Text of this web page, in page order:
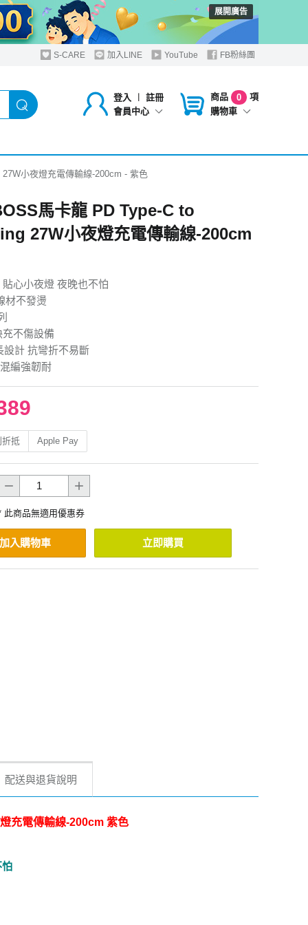
展開廣告
S-CARE 加入LINE YouTube FB粉絲團
登入 ︱
註冊
會員中心
商品 0
項
購物車
小夜燈充電傳輸線-200cm - 紫色
馬卡龍 PD Type-C to
27W小夜燈充電傳輸線-200cm
心小夜燈 夜晚也不怕
材不發燙
不傷設備
設計 抗彎折不易斷
編強韌耐
抵 Apple Pay
此商品無適用優惠券
加入購物車 立即購買
配送與退貨說明
充電傳輸線-200cm 紫色